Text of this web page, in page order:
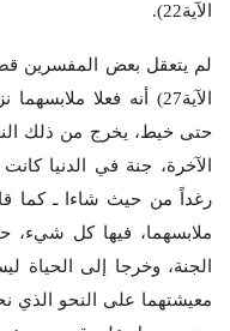
الآية22).
لم يتعقل بعض المفسرين
الآية27) أنه فعلا
حتى خيط، يخرج من ذلك
الآخرة، جنة في الدنيا
رغداً من حيث شاءا ـ كما
ملابسهما، فيها كل شيء،
الجنة، وخرجا إلى
معيشتهما على النحو الذي